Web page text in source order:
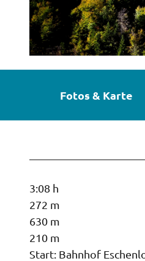
Fotos & Karte
3:08 h
272 m
630 m
210 m
Start: Bahnhof